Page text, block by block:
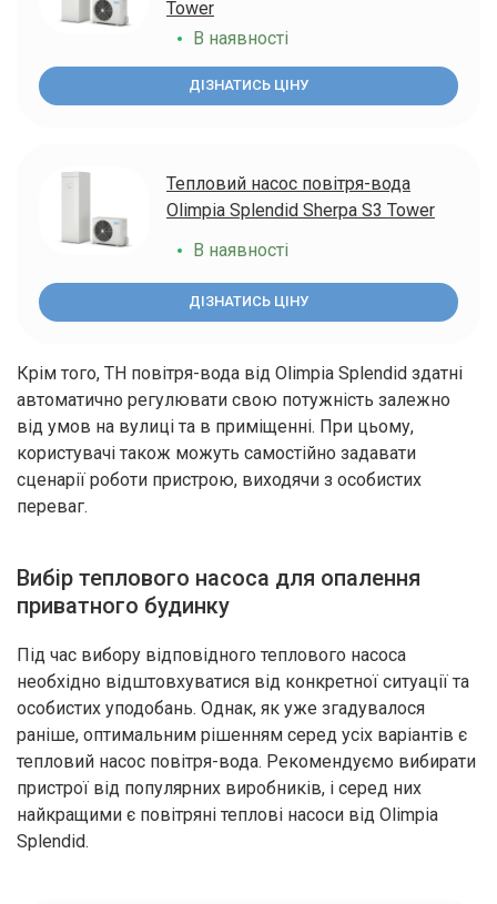
Tower
В наявності
ДІЗНАТИСЬ ЦІНУ
Тепловий насос повітря-вода
Olimpia Splendid Sherpa S3 Tower
В наявності
ДІЗНАТИСЬ ЦІНУ
Крім того, ТН повітря-вода від Olimpia Splendid здатні
автоматично регулювати свою потужність залежно
від умов на вулиці та в приміщенні. При цьому,
користувачі також можуть самостійно задавати
сценарії роботи пристрою, виходячи з особистих
переваг.
Вибір теплового насоса для опалення
приватного будинку
Під час вибору відповідного теплового насоса
необхідно відштовхуватися від конкретної ситуації та
особистих уподобань. Однак, як уже згадувалося
раніше, оптимальним рішенням серед усіх варіантів є
тепловий насос повітря-вода. Рекомендуємо вибирати
пристрої від популярних виробників, і серед них
найкращими є повітряні теплові насоси від Olimpia
Splendid.